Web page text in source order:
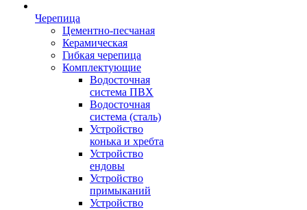
Черепица
Цементно-песчаная
Керамическая
Гибкая черепица
Комплектующие
Водосточная
система ПВХ
Водосточная
система (сталь)
Устройство
конька и хребта
Устройство
ендовы
Устройство
примыканий
Устройство